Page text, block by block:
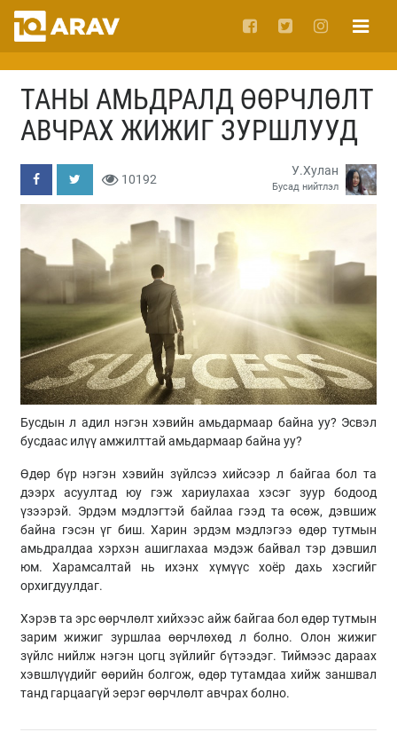
ТАНЫ АМЬДРАЛД ӨӨРЧЛӨЛТ
АВЧРАХ ЖИЖИГ ЗУРШЛУУД
10192
У.Хулан
Бусад нийтлэл
Бусдын л адил нэгэн хэвийн амьдармаар байна уу? Эсвэл
бусдаас илүү амжилттай амьдармаар байна уу?
Өдөр бүр нэгэн хэвийн зүйлсээ хийсээр л байгаа бол та
дээрх асуултад юу гэж хариулахаа хэсэг зуур бодоод
үзээрэй. Эрдэм мэдлэгтэй байлаа гээд та өсөж, дэвшиж
байна гэсэн үг биш. Харин эрдэм мэдлэгээ өдөр тутмын
амьдралдаа хэрхэн ашиглахаа мэдэж байвал тэр дэвшил
юм. Харамсалтай нь ихэнх хүмүүс хоёр дахь хэсгийг
орхигдуулдаг.
Хэрэв та эрс өөрчлөлт хийхээс айж байгаа бол өдөр тутмын
зарим жижиг зуршлаа өөрчлөхөд л болно. Олон жижиг
зүйлс нийлж нэгэн цогц зүйлийг бүтээдэг. Тиймээс дараах
хэвшлүүдийг өөрийн болгож, өдөр тутамдаа хийж заншвал
танд гарцаагүй эерэг өөрчлөлт авчрах болно.